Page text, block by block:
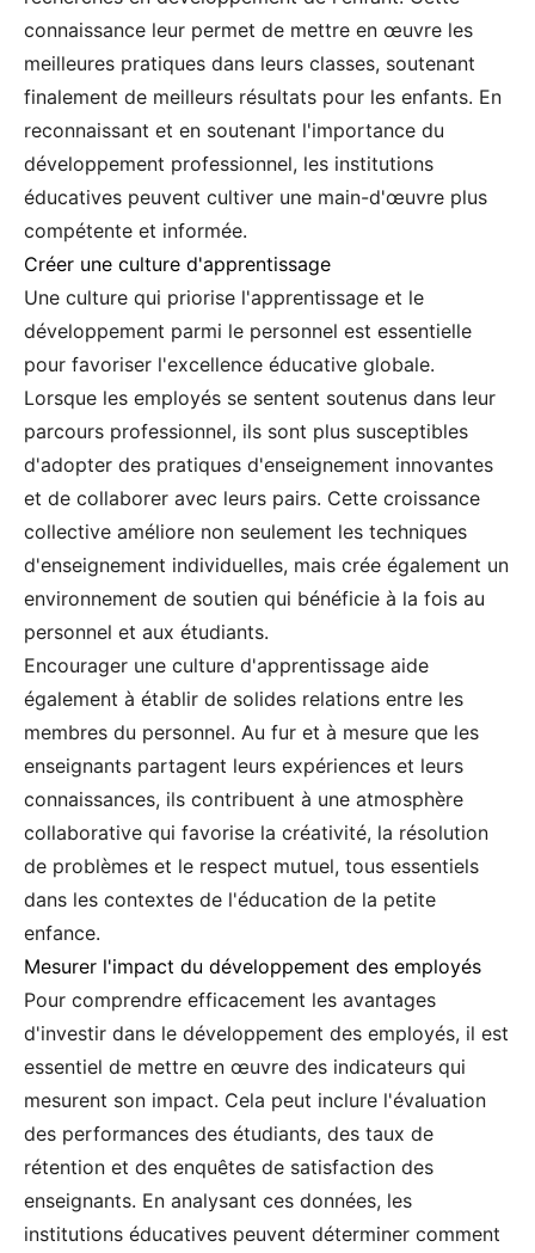
connaissance leur permet de mettre en œuvre les
meilleures pratiques dans leurs classes, soutenant
finalement de meilleurs résultats pour les enfants. En
reconnaissant et en soutenant l'importance du
développement professionnel, les institutions
éducatives peuvent cultiver une main-d'œuvre plus
compétente et informée.
Créer une culture d'apprentissage
Une culture qui priorise l'apprentissage et le
développement parmi le personnel est essentielle
pour favoriser l'excellence éducative globale.
Lorsque les employés se sentent soutenus dans leur
parcours professionnel, ils sont plus susceptibles
d'adopter des pratiques d'enseignement innovantes
et de collaborer avec leurs pairs. Cette croissance
collective améliore non seulement les techniques
d'enseignement individuelles, mais crée également un
environnement de soutien qui bénéficie à la fois au
personnel et aux étudiants.
Encourager une culture d'apprentissage aide
également à établir de solides relations entre les
membres du personnel. Au fur et à mesure que les
enseignants partagent leurs expériences et leurs
connaissances, ils contribuent à une atmosphère
collaborative qui favorise la créativité, la résolution
de problèmes et le respect mutuel, tous essentiels
dans les contextes de l'éducation de la petite
enfance.
Mesurer l'impact du développement des employés
Pour comprendre efficacement les avantages
d'investir dans le développement des employés, il est
essentiel de mettre en œuvre des indicateurs qui
mesurent son impact. Cela peut inclure l'évaluation
des performances des étudiants, des taux de
rétention et des enquêtes de satisfaction des
enseignants. En analysant ces données, les
institutions éducatives peuvent déterminer comment